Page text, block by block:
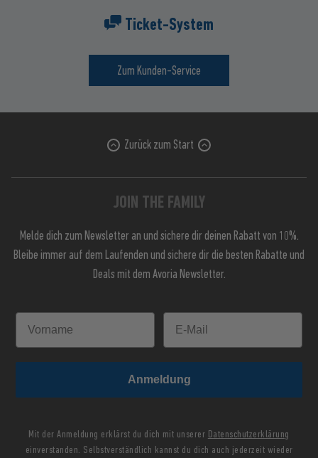
Ticket-System
Zum Kunden-Service
Zurück zum Start
JOIN THE FAMILY
Melde dich zum Newsletter an und sichere dir deinen Rabatt von 10%.
Bleibe immer auf dem Laufenden und sichere dir die besten Rabatte und
Deals mit dem Avoria Newsletter.
Anmeldung
Mit der Anmeldung erklärst du dich mit unserer Datenschutzerklärung
einverstanden. Selbstverständlich kannst du dich auch jederzeit wieder